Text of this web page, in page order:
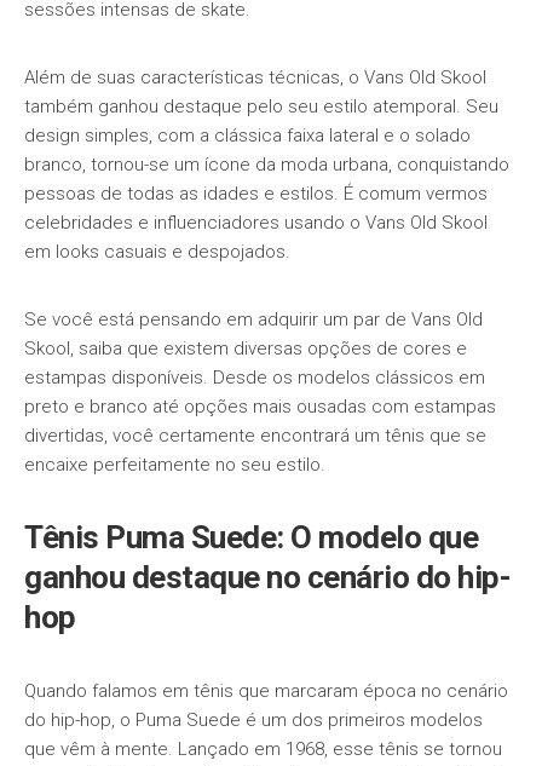
sessões intensas de skate.
Além de suas características técnicas, o Vans Old Skool
também ganhou destaque pelo seu estilo atemporal. Seu
design simples, com a clássica faixa lateral e o solado
branco, tornou-se um ícone da moda urbana, conquistando
pessoas de todas as idades e estilos. É comum vermos
celebridades e influenciadores usando o Vans Old Skool
em looks casuais e despojados.
Se você está pensando em adquirir um par de Vans Old
Skool, saiba que existem diversas opções de cores e
estampas disponíveis. Desde os modelos clássicos em
preto e branco até opções mais ousadas com estampas
divertidas, você certamente encontrará um tênis que se
encaixe perfeitamente no seu estilo.
Tênis Puma Suede: O modelo que
ganhou destaque no cenário do hip-
hop
Quando falamos em tênis que marcaram época no cenário
do hip-hop, o Puma Suede é um dos primeiros modelos
que vêm à mente. Lançado em 1968, esse tênis se tornou